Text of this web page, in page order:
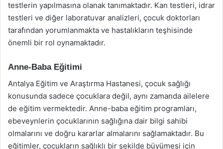
testlerin yapılmasına olanak tanımaktadır. Kan testleri, idrar
testleri ve diğer laboratuvar analizleri, çocuk doktorları
tarafından yorumlanmakta ve hastalıkların teşhisinde
önemli bir rol oynamaktadır.
Anne-Baba Eğitimi
Antalya Eğitim ve Araştırma Hastanesi, çocuk sağlığı
konusunda sadece çocuklara değil, aynı zamanda ailelere
de eğitim vermektedir. Anne-baba eğitim programları,
ebeveynlerin çocuklarının sağlığına dair bilgi sahibi
olmalarını ve doğru kararlar almalarını sağlamaktadır. Bu
eğitimler, çocukların sağlıklı bir şekilde büyümesi için